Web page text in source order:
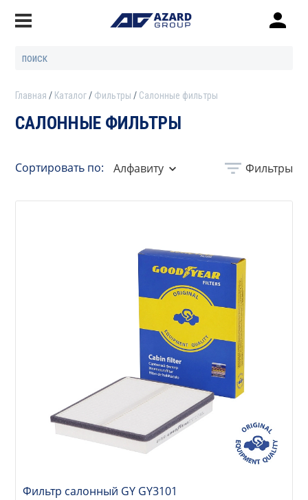
Главная Каталог Фильтры Салонные фильтры
САЛОННЫЕ ФИЛЬТРЫ
Сортировать по: Алфавиту Фильтры
Фильтр салонный GY GY3101